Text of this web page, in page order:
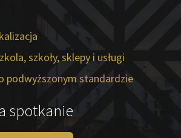
szkoły, sklepy i usługi
podwyższonym standardzie
spotkanie